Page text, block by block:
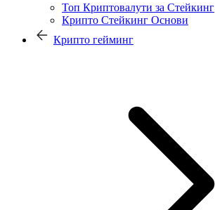
Топ Криптовалути за Стейкинг
Крипто Стейкинг Основи
Крипто гейминг